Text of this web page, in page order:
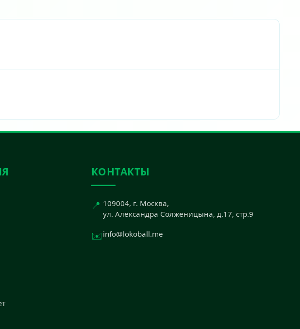
КОНТАКТЫ
📍 109004, г. Москва,
ул. Александра Солженицына, д.17, стр.9
✉️ info@lokoball.me